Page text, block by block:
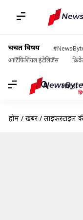
चर्चित विषय
आर्टिफिशियल इंटेलिजेंस
Hindi
होम / खबरें / लाइफस्टाइल